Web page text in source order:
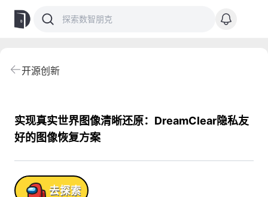
开源创新
实现真实世界图像清晰还原：DreamClear隐私友
好的图像恢复方案
! 去探索